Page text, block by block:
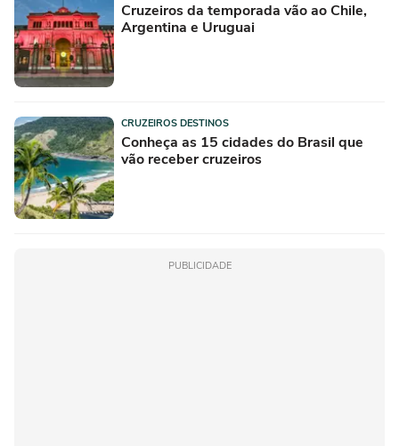
Cruzeiros da temporada vão ao Chile,
Argentina e Uruguai
CRUZEIROS DESTINOS
Conheça as 15 cidades do Brasil que
vão receber cruzeiros
PUBLICIDADE